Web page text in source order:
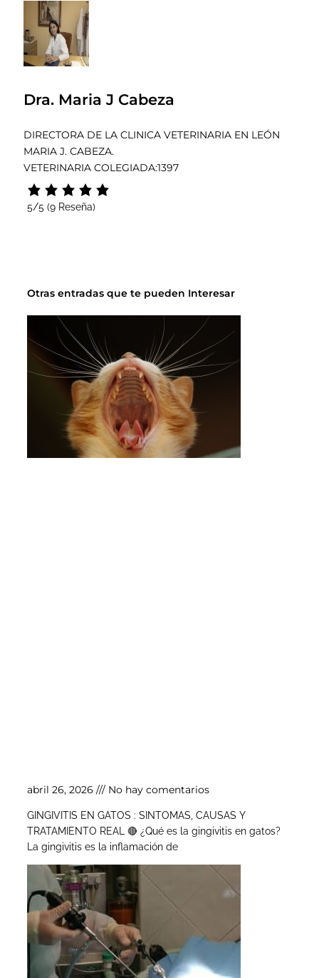
Dra. Maria J Cabeza
DIRECTORA DE LA CLINICA VETERINARIA EN LEÓN
MARIA J. CABEZA.
VETERINARIA COLEGIADA:1397
5/5 (9 Reseña)
Otras entradas que te pueden Interesar
abril 26, 2026 No hay comentarios
GINGIVITIS EN GATOS : SINTOMAS, CAUSAS Y
TRATAMIENTO REAL 🔴 ¿Qué es la gingivitis en gatos?
La gingivitis es la inflamación de